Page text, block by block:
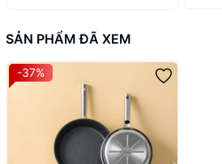
SẢN PHẨM ĐÃ XEM
-37%